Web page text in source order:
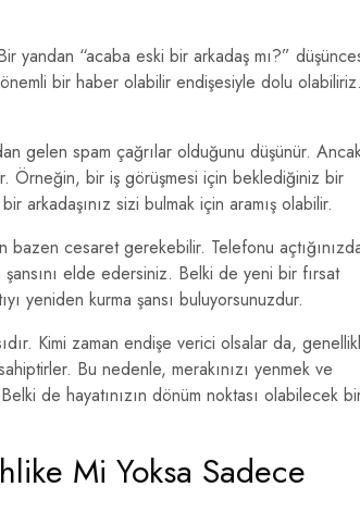
yandan “acaba eski bir arkadaş mı?”
bir haber olabilir endişesiyle dolu
gelen spam çağrılar olduğunu düşünür.
Örneğin, bir iş görüşmesi için beklediğiniz bir
arkadaşınız sizi bulmak için aramış olabilir.
bazen cesaret gerekebilir. Telefonu
şansını elde edersiniz. Belki de yeni bir fırsat
yeniden kurma şansı buluyorsunuzdur.
Kimi zaman endişe verici olsalar da,
Bu nedenle, merakınızı yenmek ve
de hayatınızın dönüm noktası olabilecek
Mi Yoksa Sadece